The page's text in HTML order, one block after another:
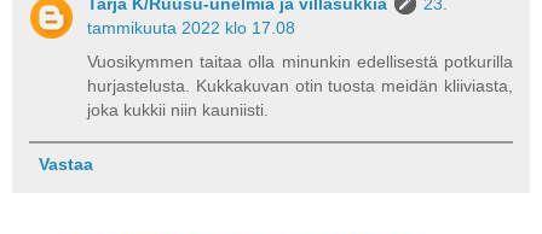
tammikuuta 2022 klo 17.08
Vuosikymmen taitaa olla minunkin edellisestä potkurilla
hurjastelusta. Kukkakuvan otin tuosta meidän kliiviasta,
joka kukkii niin kauniisti.
Vastaa